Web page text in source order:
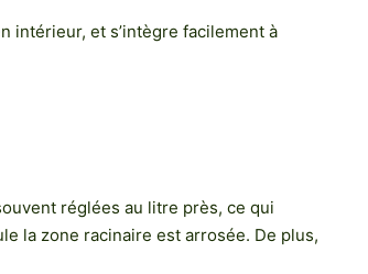
intérieur, et s’intègre facilement à
réglées au litre près, ce qui
la zone racinaire est arrosée. De plus,